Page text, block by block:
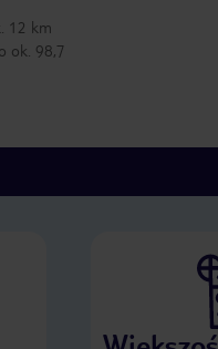
12 km
ok. 98,7